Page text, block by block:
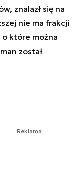
znalazł się na
nie ma frakcji
o które można
został
Reklama